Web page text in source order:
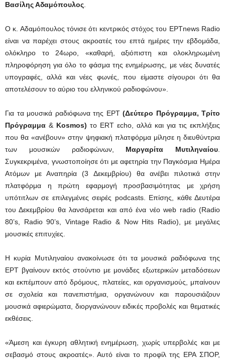
Βασίλης Αδαμόπουλος.
Ο κ. Αδαμόπουλος τόνισε ότι κεντρικός στόχος του ΕΡΤnews Radio
είναι να παρέχει στους ακροατές του επτά ημέρες την εβδομάδα,
ολόκληρο το 24ωρο, «καθαρή, αξιόπιστη και ολοκληρωμένη
πληροφόρηση για όλο το φάσμα της ενημέρωσης, με νέες δυνατές
υπογραφές, αλλά και νέες φωνές, που είμαστε σίγουροι ότι θα
αποτελέσουν το αύριο του ελληνικού ραδιοφώνου».
Για τα μουσικά ραδιόφωνα της ΕΡΤ (Δεύτερο Πρόγραμμα, Τρίτο
Πρόγραμμα & Kosmos) το ERT εcho, αλλά και για τις εκπλήξεις
που θα «ανέβουν» στην ψηφιακή πλατφόρμα μίλησε η διευθύντρια
των μουσικών ραδιοφώνων, Μαργαρίτα Μυτιληναίου.
Συγκεκριμένα, γνωστοποίησε ότι με αφετηρία την Παγκόσμια Ημέρα
Ατόμων με Αναπηρία (3 Δεκεμβρίου) θα ανέβει πιλοτικά στην
πλατφόρμα η πρώτη εφαρμογή προσβασιμότητας με χρήση
υπότιτλων σε επιλεγμένες σειρές podcasts. Επίσης, κάθε Δευτέρα
του Δεκεμβρίου θα λανσάρεται και από ένα νέο web radio (Radio
80’s, Radio 90’s, Vintage Radio & Now Hits Radio), με μεγάλες
μουσικές επιτυχίες.
Η κυρία Μυτιληναίου ανακοίνωσε ότι τα μουσικά ραδιόφωνα της
ΕΡΤ βγαίνουν εκτός στούντιο με μονάδες εξωτερικών μεταδόσεων
και εκπέμπουν από δρόμους, πλατείες, και οργανισμούς, μπαίνουν
σε σχολεία και πανεπιστήμια, οργανώνουν και παρουσιάζουν
μουσικά αφιερώματα, διοργανώνουν ειδικές προβολές και θεματικές
εκθέσεις.
«Άμεση και έγκυρη αθλητική ενημέρωση, χωρίς υπερβολές και με
σεβασμό στους ακροατές». Αυτό είναι το προφίλ της ΕΡΑ ΣΠΟΡ,